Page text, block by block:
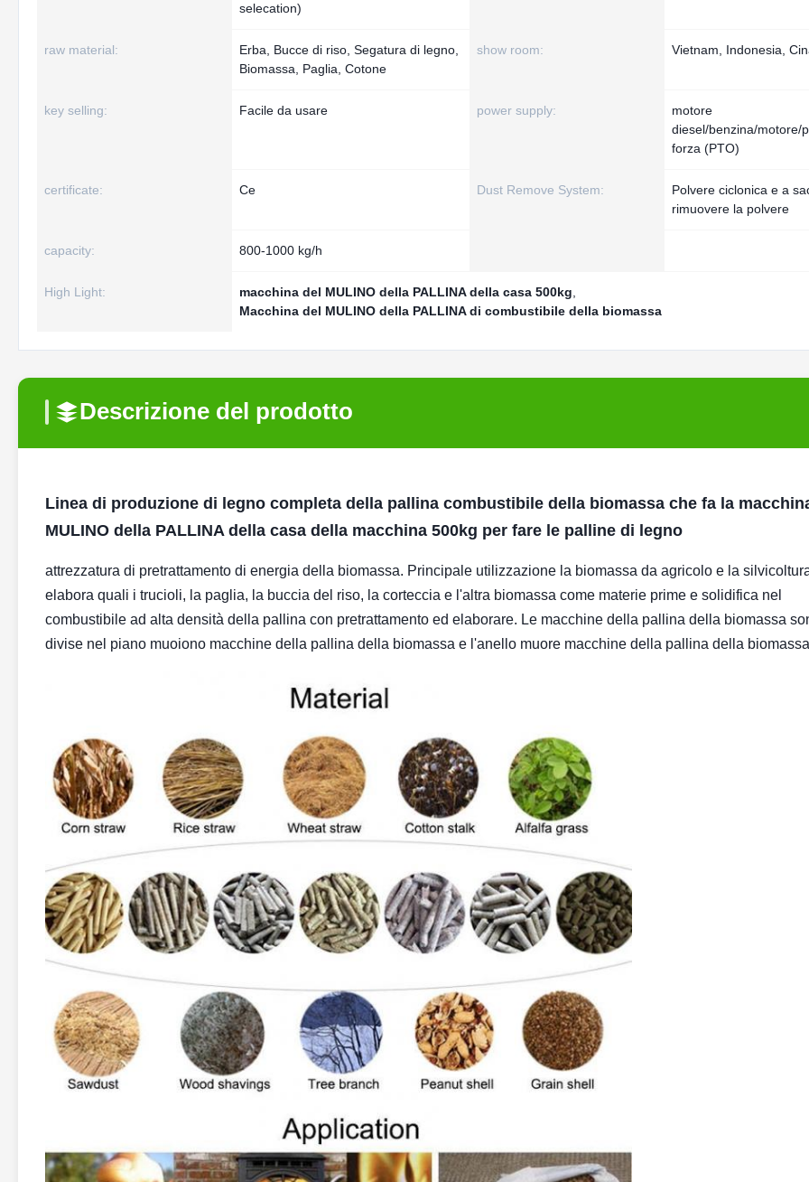
selecation)
raw material:
Erba, Bucce di riso, Segatura di legno,
Biomassa, Paglia, Cotone
show room: Vietnam, Indonesia,
key selling: Facile da usare power supply:
motore
diesel/benzina/motore/
forza (PTO)
certificate: Ce Dust Remove System:
Polvere ciclonica e a
rimuovere la polvere
capacity: 800-1000 kg/h
High Light: macchina del MULINO della PALLINA della casa 500kg
Macchina del MULINO della PALLINA di combustibile della biomassa
Descrizione del prodotto
Linea di produzione di legno completa della pallina combustibile della biomassa che fa la
MULINO della PALLINA della casa della macchina 500kg per fare le palline di legno
attrezzatura di pretrattamento di energia della biomassa. Principale utilizzazione la biomassa da agricolo e la
elabora quali i trucioli, la paglia, la buccia del riso, la corteccia e l'altra biomassa come materie prime e solidifica nel
combustibile ad alta densità della pallina con pretrattamento ed elaborare. Le macchine della pallina della biomassa
divise nel piano muoiono macchine della pallina della biomassa e l'anello muore macchine della pallina della